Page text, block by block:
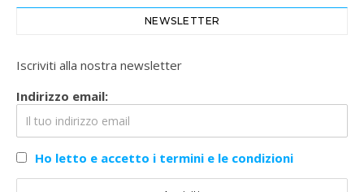
NEWSLETTER
Iscriviti alla nostra newsletter
Indirizzo email:
Ho letto e accetto i termini e le condizioni